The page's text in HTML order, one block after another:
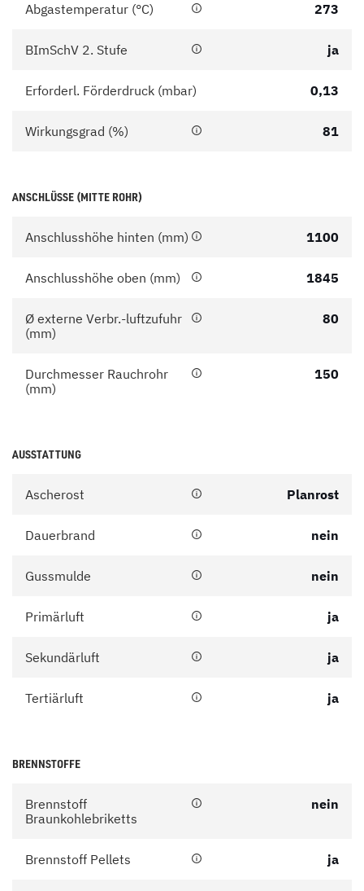
Abgastemperatur (°C) 273
BImSchV 2. Stufe ja
Erforderl. Förderdruck (mbar) 0,13
Wirkungsgrad (%) 81
ANSCHLÜSSE (MITTE ROHR)
Anschlusshöhe hinten (mm) 1100
Anschlusshöhe oben (mm) 1845
Ø externe Verbr.-luftzufuhr
(mm)
80
Durchmesser Rauchrohr
(mm)
150
AUSSTATTUNG
Ascherost Planrost
Dauerbrand nein
Gussmulde nein
Primärluft ja
Sekundärluft ja
Tertiärluft ja
BRENNSTOFFE
Brennstoff
Braunkohlebriketts
nein
Brennstoff Pellets ja